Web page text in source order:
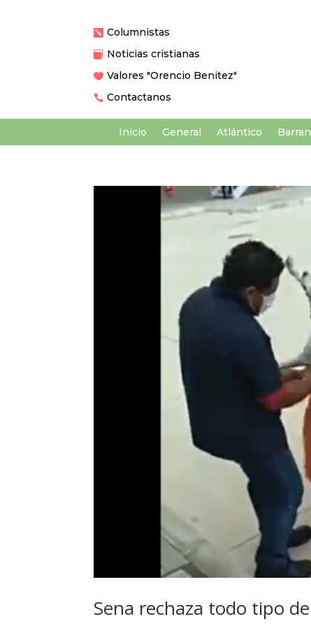
 Columnistas
 Noticias cristianas
 Valores "Orencio Benitez"
 Contactanos
Inicio General Atlántico
Sena rechaza todo tipo